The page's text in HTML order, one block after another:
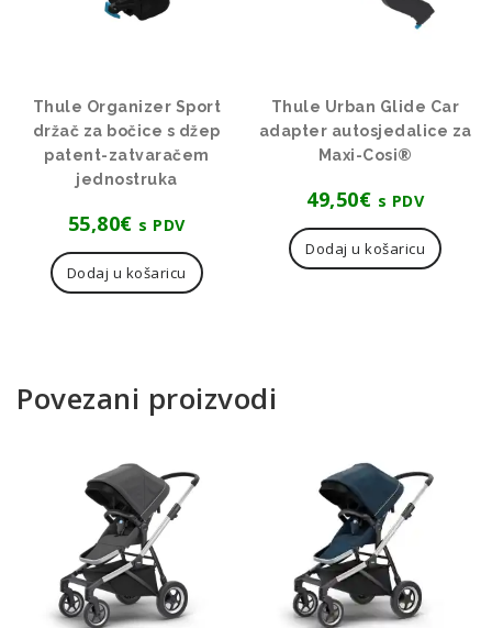
Thule Organizer Sport
držač za bočice s džep
patent-zatvaračem
jednostruka
55,80€ s PDV
Dodaj u košaricu
Thule Urban Glide Car
adapter autosjedalice za
Maxi-Cosi®
49,50€ s PDV
Dodaj u košaricu
Povezani proizvodi